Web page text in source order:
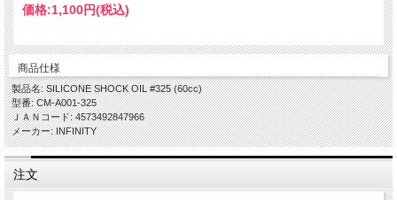
価格:1,100円(税込)
商品仕様
製品名: SILICONE SHOCK OIL #325 (60cc)
型番: CM-A001-325
ＪＡＮコード: 4573492847966
メーカー: INFINITY
注文